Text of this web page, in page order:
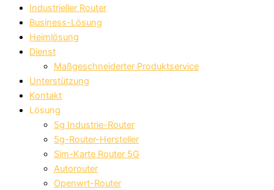
Industrieller Router
Business-Lösung
Heimlösung
Dienst
Maßgeschneiderter Produktservice
Unterstützung
Kontakt
Lösung
5g Industrie-Router
5g-Router-Hersteller
Sim-Karte Router 5G
Autorouter
Openwrt-Router